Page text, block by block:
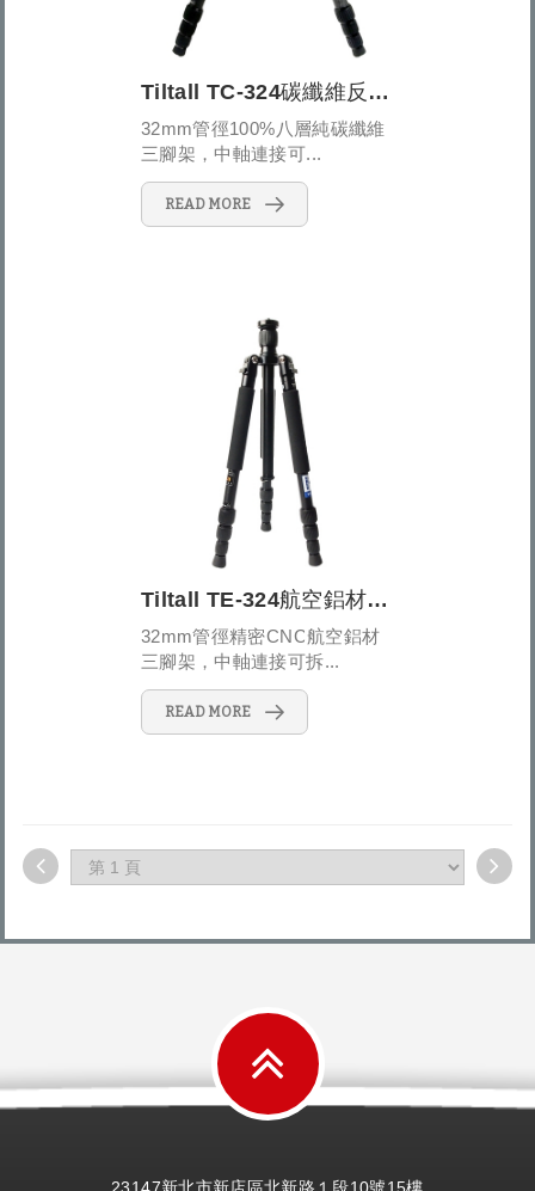
Tiltall TC-324碳纖維反折式四節三腳架
32mm管徑100%八層純碳纖維
三腳架，中軸連接可...
READ MORE
Tiltall TE-324航空鋁材反折式四節三腳架
32mm管徑精密CNC航空鋁材
三腳架，中軸連接可拆...
READ MORE